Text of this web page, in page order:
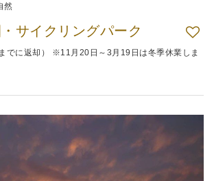
然
サイクリングパーク
でに返却） ※11月20日～3月19日は冬季休業しま